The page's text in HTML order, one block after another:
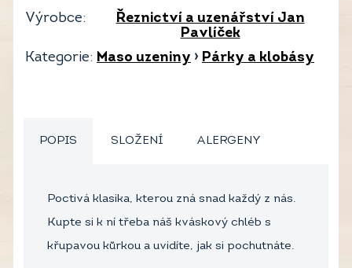
Výrobce:
Řeznictví a uzenářství Jan
Pavlíček
Kategorie: Maso uzeniny › Párky a klobásy
POPIS SLOŽENÍ ALERGENY
Poctivá klasika, kterou zná snad každý z nás.
Kupte si k ní třeba náš kváskový chléb s
křupavou kůrkou a uvidíte, jak si pochutnáte.